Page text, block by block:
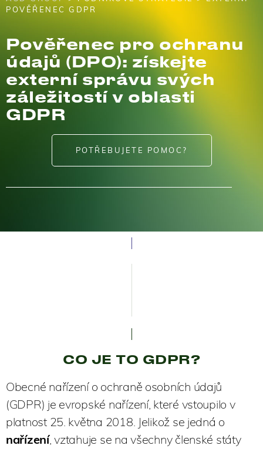
POVĚŘENEC GDPR
Pověřenec pro ochranu
údajů (DPO): získejte
externí správu svých
záležitostí v oblasti
GDPR
POTŘEBUJETE POMOC?
CO JE TO GDPR?
Obecné nařízení o ochraně osobních údajů
(GDPR) je evropské nařízení, které vstoupilo v
platnost 25. května 2018. Jelikož se jedná o
nařízení, vztahuje se na všechny členské státy